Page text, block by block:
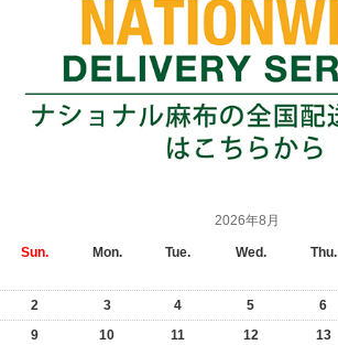
2026年8月
Sun. Mon. Tue. Wed. Thu.
2
3 4 5 6
9
10 11 12 13